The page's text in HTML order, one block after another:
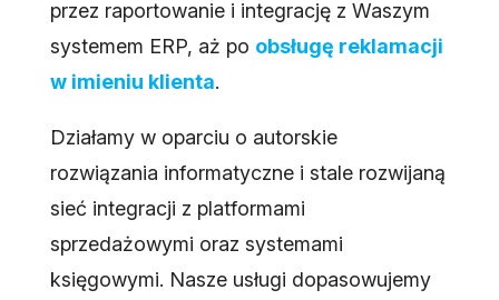
przez raportowanie i integrację z Waszym
systemem ERP, aż po obsługę reklamacji
w imieniu klienta.
Działamy w oparciu o autorskie
rozwiązania informatyczne i stale rozwijaną
sieć integracji z platformami
sprzedażowymi oraz systemami
księgowymi. Nasze usługi dopasowujemy